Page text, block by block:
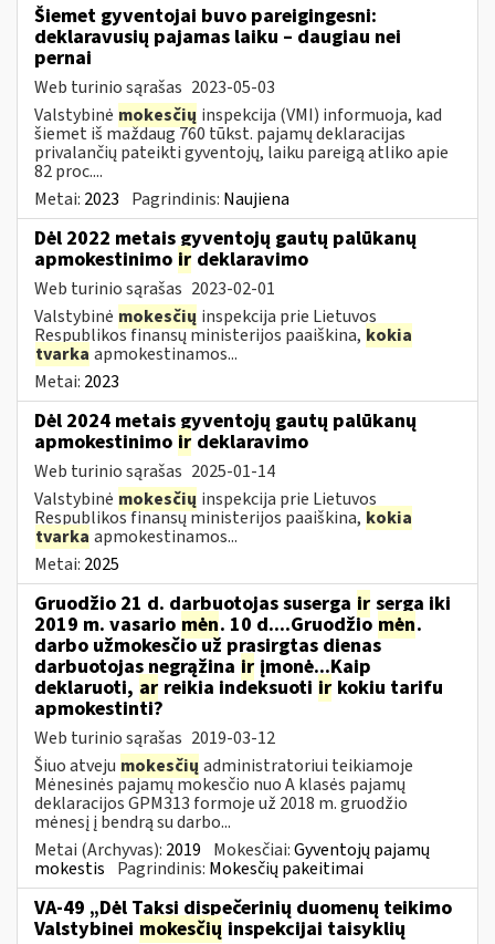
Šiemet gyventojai buvo pareigingesni:
deklaravusių pajamas laiku – daugiau nei
pernai
Web turinio sąrašas 2023-05-03
Valstybinė mokesčių inspekcija (VMI) informuoja, kad
šiemet iš maždaug 760 tūkst. pajamų deklaracijas
privalančių pateikti gyventojų, laiku pareigą atliko apie
82 proc....
Metai: 2023 Pagrindinis: Naujiena
Dėl 2022 metais gyventojų gautų palūkanų
apmokestinimo ir deklaravimo
Web turinio sąrašas 2023-02-01
Valstybinė mokesčių inspekcija prie Lietuvos
Respublikos finansų ministerijos paaiškina, kokia
tvarka apmokestinamos...
Metai: 2023
Dėl 2024 metais gyventojų gautų palūkanų
apmokestinimo ir deklaravimo
Web turinio sąrašas 2025-01-14
Valstybinė mokesčių inspekcija prie Lietuvos
Respublikos finansų ministerijos paaiškina, kokia
tvarka apmokestinamos...
Metai: 2025
Gruodžio 21 d. darbuotojas suserga ir serga iki
2019 m. vasario mėn. 10 d....Gruodžio mėn.
darbo užmokesčio už prasirgtas dienas
darbuotojas negrąžina ir įmonė...Kaip
deklaruoti, ar reikia indeksuoti ir kokiu tarifu
apmokestinti?
Web turinio sąrašas 2019-03-12
Šiuo atveju mokesčių administratoriui teikiamoje
Mėnesinės pajamų mokesčio nuo A klasės pajamų
deklaracijos GPM313 formoje už 2018 m. gruodžio
mėnesį į bendrą su darbo...
Metai (Archyvas): 2019 Mokesčiai:Gyventojų pajamų
mokestis Pagrindinis: Mokesčių pakeitimai
VA-49 „Dėl Taksi dispečerinių duomenų teikimo
Valstybinei mokesčių inspekcijai taisyklių